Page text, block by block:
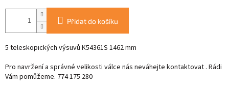
Přidat do košíku
5 teleskopických výsuvů K54361S 1462 mm
Pro navržení a správné velikosti válce nás neváhejte kontaktovat . Rádi
Vám pomůžeme. 774 175 280